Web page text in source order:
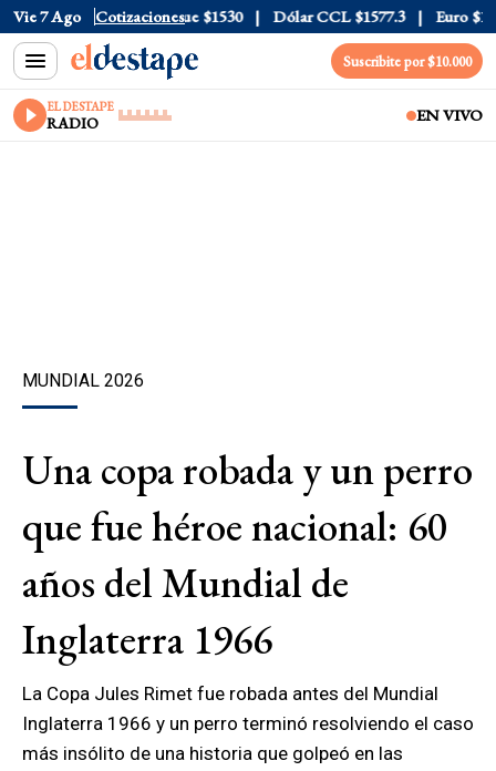
Vie 7 Ago Cotizaciones
$1976 Dólar Blue $1530 Dólar CCL $1577.3 Euro $1688.03
Suscribite por $10.000
EL DESTAPE
RADIO EN VIVO
MUNDIAL 2026
Una copa robada y un perro
que fue héroe nacional: 60
años del Mundial de
Inglaterra 1966
La Copa Jules Rimet fue robada antes del Mundial
Inglaterra 1966 y un perro terminó resolviendo el caso
más insólito de una historia que golpeó en las